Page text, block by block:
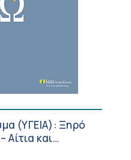
(ΥΓΕΙΑ): Ξηρό
και